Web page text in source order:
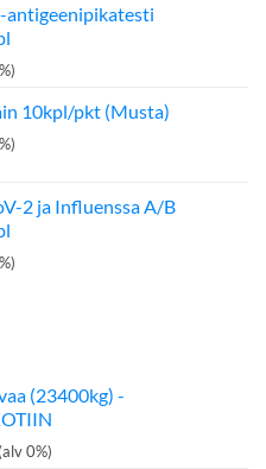
antigeenipikatesti
10kpl/pkt (Musta)
2 ja Influenssa A/B
(23400kg) -
(alv 0%)